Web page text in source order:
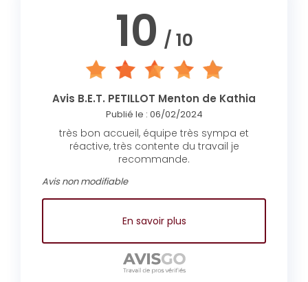
10 / 10
Avis B.E.T. PETILLOT Menton de Kathia
Publié le : 06/02/2024
très bon accueil, équipe très sympa et
réactive, très contente du travail je
recommande.
Avis non modifiable
En savoir plus